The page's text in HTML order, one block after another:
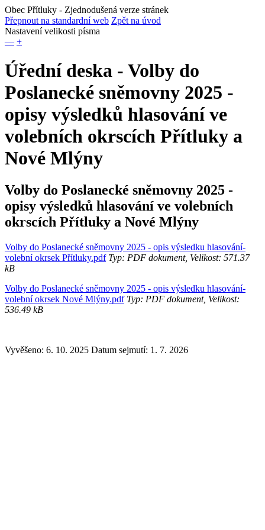
Obec Přítluky - Zjednodušená verze stránek
Přepnout na standardní web Zpět na úvod
Nastavení velikosti písma
— +
Úřední deska - Volby do
Poslanecké sněmovny 2025 -
opisy výsledků hlasování ve
volebních okrscích Přítluky a
Nové Mlýny
Volby do Poslanecké sněmovny 2025 -
opisy výsledků hlasování ve volebních
okrscích Přítluky a Nové Mlýny
Volby do Poslanecké sněmovny 2025 - opis výsledku hlasování-
volební okrsek Přítluky.pdfTyp: PDF dokument, Velikost: 571.37
kB
Volby do Poslanecké sněmovny 2025 - opis výsledku hlasování-
volební okrsek Nové Mlýny.pdfTyp: PDF dokument, Velikost:
536.49 kB
Vyvěšeno: 6. 10. 2025 Datum sejmutí: 1. 7. 2026